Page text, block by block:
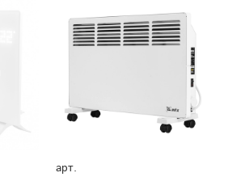
арт.